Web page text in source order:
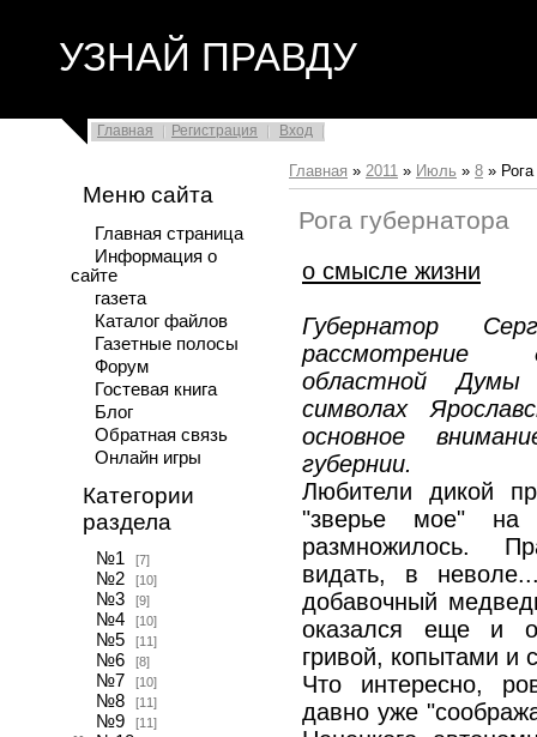
УЗНАЙ ПРАВДУ
Главная Регистрация Вход
Меню сайта
Главная страница
Информация о
сайте
газета
Каталог файлов
Газетные полосы
Форум
Гостевая книга
Блог
Обратная связь
Онлайн игры
Категории
раздела
№1 [7]
№2 [10]
№3 [9]
№4 [10]
№5 [11]
№6 [8]
№7 [10]
№8 [11]
№9 [11]
Главная » 2011 » Июль » 8 » Рога
Рога губернатора
о смысле жизни
Губернатор
рассмотрение
областной
символах
основное
губернии.
Любители дикой
"зверье мое" на
размножилось.
видать, в
добавочный
оказался еще и
гривой, копытами и
Что интересно,
давно уже